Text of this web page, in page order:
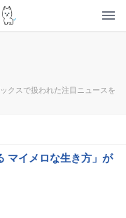
クスで扱われた注目ニュースを
マイメロな生き方」が